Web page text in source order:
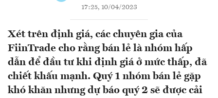
17:25, 10/04/2023
Xét trên định giá, các chuyên gia của
FiinTrade cho rằng bán lẻ là nhóm hấp
dẫn để đầu tư khi định giá ở mức thấp, đã
chiết khấu mạnh. Quý 1 nhóm bán lẻ gặp
khó khăn nhưng dự báo quý 2 sẽ được cải